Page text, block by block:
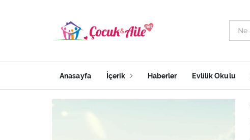
Anasayfa İçerik Haberler Evlilik Okulu